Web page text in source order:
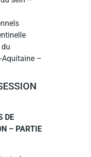
Aquitaine –
DE
– PARTIE